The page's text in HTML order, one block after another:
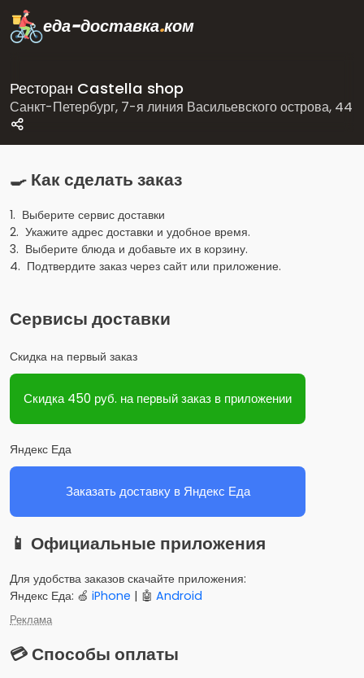
еда-доставка.ком
Ресторан Castella shop
Санкт-Петербург, 7-я линия Васильевского острова, 44
🍳 Как сделать заказ
1. Выберите сервис доставки
2. Укажите адрес доставки и удобное время.
3. Выберите блюда и добавьте их в корзину.
4. Подтвердите заказ через сайт или приложение.
Сервисы доставки
Скидка на первый заказ
Скидка 450 руб. на первый заказ в приложении
Яндекс Еда
Заказать доставку в Яндекс Еда
📱 Официальные приложения
Для удобства заказов скачайте приложения:
Яндекс Еда: 🍏 iPhone | 🤖 Android
Реклама
💳 Способы оплаты